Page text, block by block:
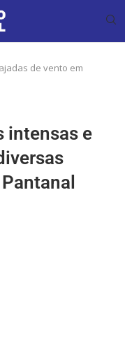
de vento em
intensas e